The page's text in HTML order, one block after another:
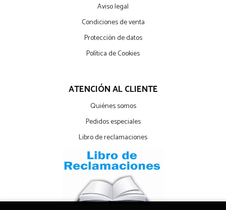
Aviso legal
Condiciones de venta
Protección de datos
Política de Cookies
ATENCIÓN AL CLIENTE
Quiénes somos
Pedidos especiales
Libro de reclamaciones